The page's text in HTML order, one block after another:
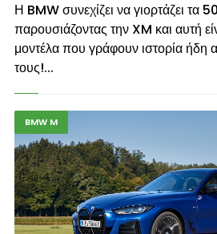
Η BMW συνεχίζει να γιορτάζει τα
παρουσιάζοντας την XM και αυτή
μοντέλα που γράφουν ιστορία ήδη
τους!...
BMW M